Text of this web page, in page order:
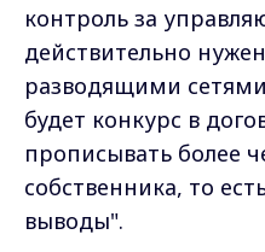
контроль за
действительно
разводящими
будет конкурс в
прописывать более
собственника, то
выводы".